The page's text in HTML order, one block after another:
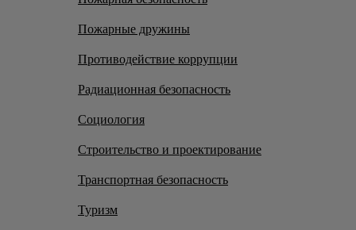
Пожарные дружины
Противодействие коррупции
Радиационная безопасность
Социология
Строительство и проектирование
Транспортная безопасность
Туризм